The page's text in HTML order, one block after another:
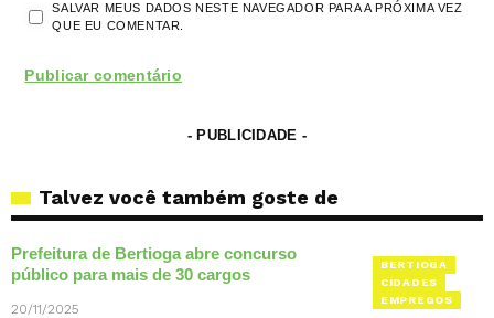
SALVAR MEUS DADOS NESTE NAVEGADOR PARA A PRÓXIMA VEZ
QUE EU COMENTAR.
- PUBLICIDADE -
Talvez você também goste de
BERTIOGA
CIDADES
EMPREGOS
Prefeitura de Bertioga abre concurso
público para mais de 30 cargos
20/11/2025